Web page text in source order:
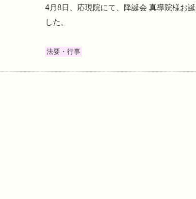
4月8日、応現院にて、降誕会 真導院様お
した。
法要・行事